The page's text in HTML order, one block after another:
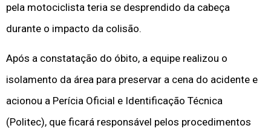
pela motociclista teria se desprendido da cabeça
durante o impacto da colisão.
Após a constatação do óbito, a equipe realizou o
isolamento da área para preservar a cena do acidente e
acionou a Perícia Oficial e Identificação Técnica
(Politec), que ficará responsável pelos procedimentos